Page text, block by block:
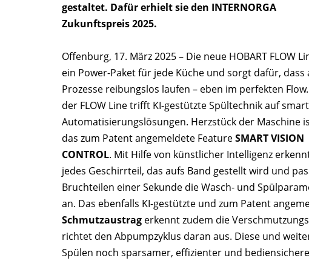
gestaltet. Dafür erhielt sie den INTERNORGA
Zukunftspreis 2025.
Offenburg, 17. März 2025 – Die neue HOBART FLOW
ein Power-Paket für jede Küche und sorgt dafür, dass
Prozesse reibungslos laufen – eben im perfekten
der FLOW Line trifft KI-gestützte Spültechnik auf
Automatisierungslösungen. Herzstück der Maschine
das zum Patent angemeldete FeatureSMART VISION
CONTROL. Mit Hilfe von künstlicher Intelligenz
jedes Geschirrteil, das aufs Band gestellt wird und
Bruchteilen einer Sekunde die Wasch- und
an. Das ebenfalls KI-gestützte und zum Patent
Schmutzaustrag erkennt zudem die
richtet den Abpumpzyklus daran aus. Diese und
Spülen noch sparsamer, effizienter und